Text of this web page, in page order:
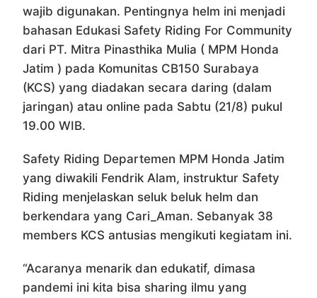
wajib digunakan. Pentingnya helm ini menjadi
bahasan Edukasi Safety Riding For Community
dari PT. Mitra Pinasthika Mulia ( MPM Honda
Jatim ) pada Komunitas CB150 Surabaya
(KCS) yang diadakan secara daring (dalam
jaringan) atau online pada Sabtu (21/8) pukul
19.00 WIB.
Safety Riding Departemen MPM Honda Jatim
yang diwakili Fendrik Alam, instruktur Safety
Riding menjelaskan seluk beluk helm dan
berkendara yang Cari_Aman. Sebanyak 38
members KCS antusias mengikuti kegiatam ini.
“Acaranya menarik dan edukatif, dimasa
pandemi ini kita bisa sharing ilmu yang